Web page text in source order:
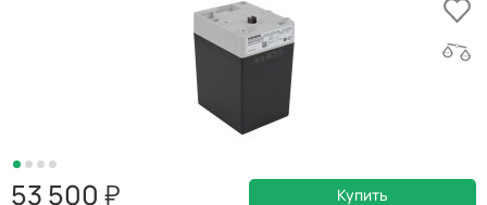
53 500 Купить